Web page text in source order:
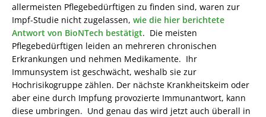
allermeisten Pflegebedürftigen zu finden sind, waren zur
Impf-Studie nicht zugelassen, wie die hier berichtete
Antwort von BioNTech bestätigt. Die meisten
Pflegebedürftigen leiden an mehreren chronischen
Erkrankungen und nehmen Medikamente. Ihr
Immunsystem ist geschwächt, weshalb sie zur
Hochrisikogruppe zählen. Der nächste Krankheitskeim oder
aber eine durch Impfung provozierte Immunantwort, kann
diese umbringen. Und genau das wird jetzt auch überall in